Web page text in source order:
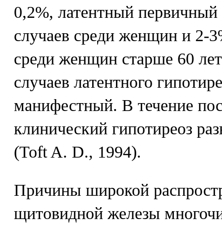
0,2%, латентный первичный
случаев среди женщин и 2-
среди женщин старше 60
случаев латентного
манифестный. В течение
клинический гипотиреоз
(Toft A. D., 1994).
Причины широкой
щитовидной железы